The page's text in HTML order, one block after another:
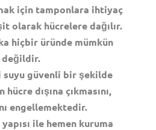
için tamponlara ihtiyaç
olarak hücrelere dağılır.
hiçbir üründe mümkün
değildir.
suyu güvenli bir şekilde
hücre dışına çıkmasını,
engellemektedir.
ile hemen kuruma